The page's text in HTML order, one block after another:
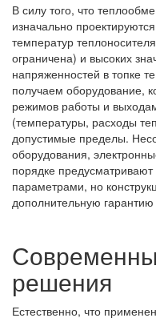
В силу того, что
изначально
температур
ограничена) и высоких
напряженностей в топке
получаем оборудование,
режимов работы и
(температуры, расходы
допустимые пределы.
оборудования,
порядке
параметрами, но
дополнительную гарантию
решения
Естественно, что